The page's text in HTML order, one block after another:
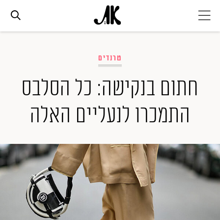
אופנה
ביוטי
סלבס
ערוצים נוספים
המגזין
טרנדים
חתום בנקישה: כל הסלבס
התמכרו לנעליים האלה